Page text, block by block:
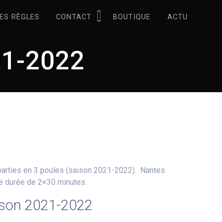
RÈGLES CONTACT BOUTIQUE ACTU
2022
en 3 poules (saison 2021-2022). Nantes
durée de 2×30 minutes.
2021-2022